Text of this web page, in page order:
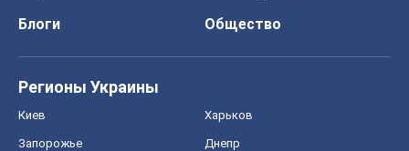
Блоги
Общество
Регионы Украины
Киев Харьков
Запорожье Днепр